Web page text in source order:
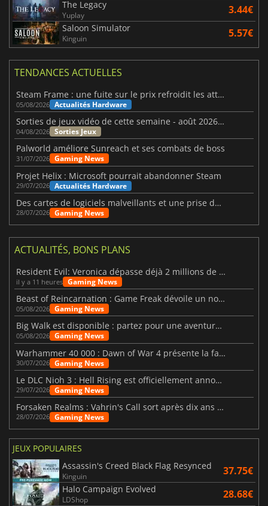
The Legacy
Yuplay 3.44€
Saloon Simulator
Kinguin 5.57€
TENDANCES ACTUELLES
Steam Frame : une fuite sur le prix refroidit les attentes VR
05/08/2026 Actualités Hardware
Sorties de jeux vidéo de cette semaine - août 2026 (semaine 32)
04/08/2026 Sorties Jeux
Palworld améliore Sunreach et ses combats de boss
31/07/2026 Gaming News
Projet Helix : Microsoft pourrait abandonner Steam
29/07/2026 Actualités Hardware
Des cartes de logiciels malveillants et une prise de contrôle de Discord ont touché Meccha Chameleon
28/07/2026 Gaming News
ACTUALITÉS, BONS PLANS
Resident Evil: Veronica dépasse déjà 2 millions de wishlists
il y a 11 heures Gaming News
Beast of Reincarnation : Game Freak dévoile un nouveau pari
05/08/2026 Gaming News
Big Walk est disponible : partez pour une aventure entre amis
05/08/2026 Gaming News
Warhammer 40 000 : Dawn of War 4 présente la faction des Nécrons
30/07/2026 Gaming News
Le DLC Nioh 3 : Hell Rising est officiellement annoncé
29/07/2026 Gaming News
Forsaken Realms : Vahrin's Call sort après dix ans de développement
28/07/2026 Gaming News
JEUX POPULAIRES
Assassin's Creed Black Flag Resynced
Kinguin 37.75€
Halo Campaign Evolved
LDShop 28.68€